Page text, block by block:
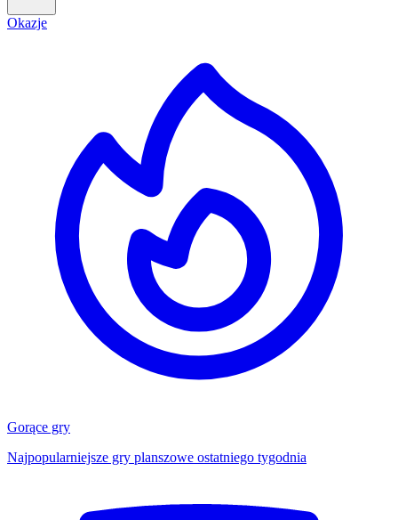
Okazje
Gorące gry
Najpopularniejsze gry planszowe ostatniego tygodnia